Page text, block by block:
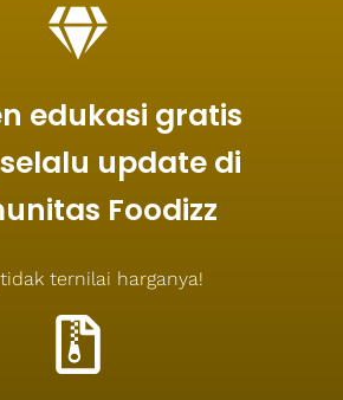
edukasi gratis
update di
Foodizz
ternilai harganya!